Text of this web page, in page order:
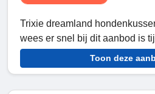
Trixie dreamland
wees er snel bij dit aanbod is
Toon deze